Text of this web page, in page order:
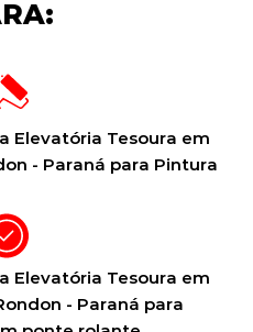
Elevatória Tesoura em
- Paraná para Pintura
Elevatória Tesoura em
- Paraná para